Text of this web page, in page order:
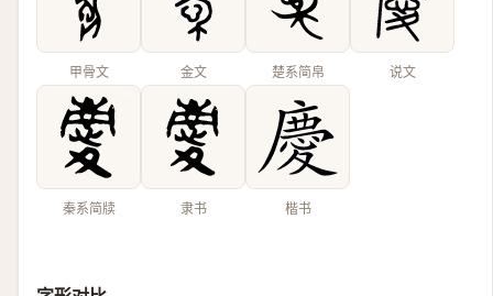
甲骨文 金文 楚系简帛 说文
秦系简牍 隶书 楷书